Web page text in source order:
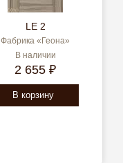
LE 2
Фабрика «Геона»
В наличии
2 655 ₽
В корзину